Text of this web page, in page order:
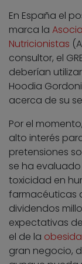
En España el
marca la
Nutricionistas
consultor, el
deberían
Hoodia
acerca de su
Por el
alto interés
pretensiones
se ha
toxicidad en
farmacéuticas
dividendos
expectativas
el de la
gran negocio,